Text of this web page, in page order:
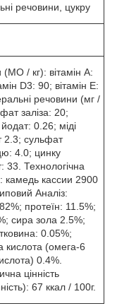
речовини, цукру
(МО / кг): вітамін А:
D3: 90; вітамін Е:
речовини (мг /
заліза: 20;
0.26; міді
2.3; сульфат
4.0; цинку
33. Технологічна
камедь кассии 2900
Аналіз:
протеїн: 11.5%;
сира зола 2.5%;
0.05%;
кислота (омега-6
0.4%.
цінність
67 ккал / 100г.